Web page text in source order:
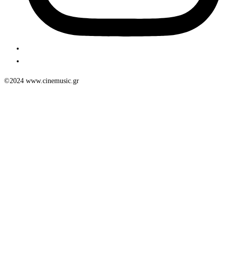
©2024 www.cinemusic.gr